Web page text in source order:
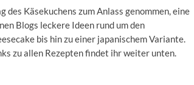
des Käsekuchens zum Anlass genommen, eine
Blogs leckere Ideen rund um den
bis hin zu einer japanischem Variante.
zu allen Rezepten findet ihr weiter unten.